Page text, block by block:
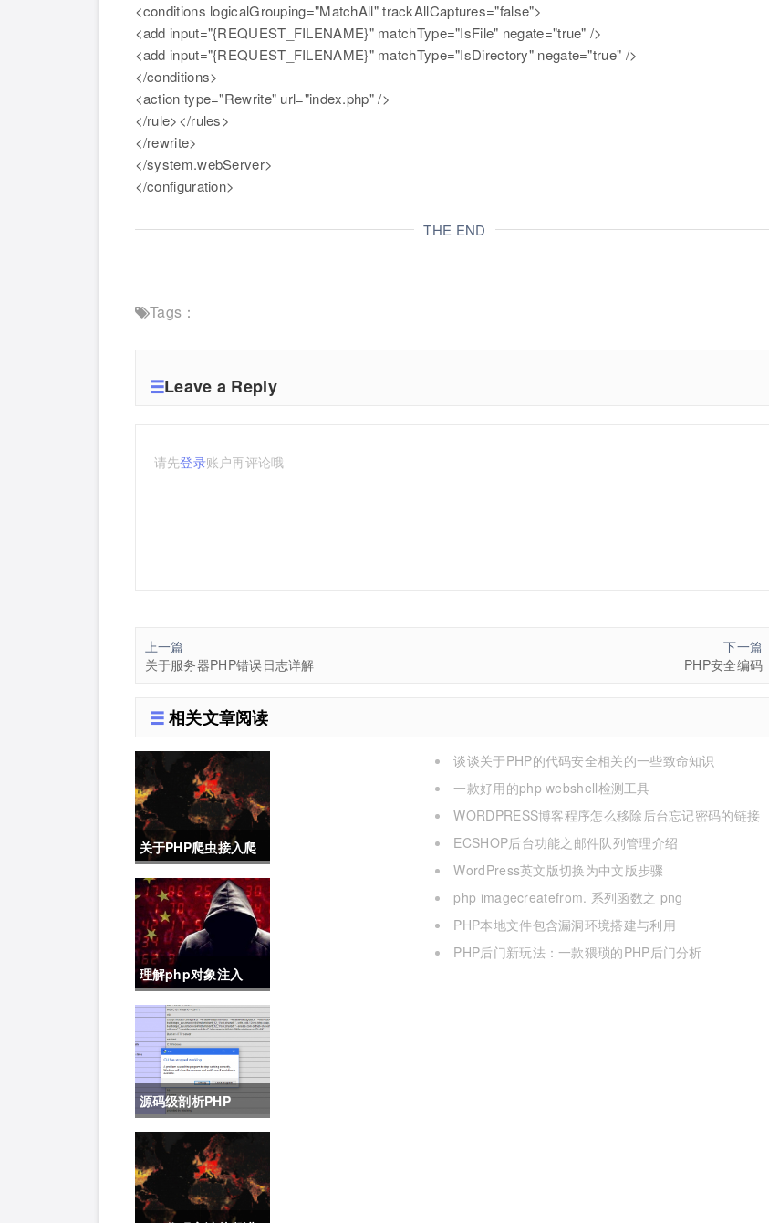
<conditions logicalGrouping="MatchAll" trackAllCaptures="false">
<add input="{REQUEST_FILENAME}" matchType="IsFile" negate="true" />
<add input="{REQUEST_FILENAME}" matchType="IsDirectory" negate="true" />
</conditions>
<action type="Rewrite" url="index.php" />
</rule></rules>
</rewrite>
</system.webServer>
</configuration>
THE END
Tags：
Leave a Reply
请先登录账户再评论哦
上一篇
关于服务器PHP错误日志详解
下一篇
PHP安全编码
相关文章阅读
关于PHP爬虫接入爬
虫代理的代码demo
理解php对象注入
源码级剖析PHP
7.2.x GD拒绝服务漏
洞
谈谈关于PHP的代码安全相关的一些致命知识
一款好用的php webshell检测工具
WORDPRESS博客程序怎么移除后台忘记密码的链接
呢？ECSHOP后台功能之邮件队列管理介绍
WordPress英文版切换为中文版步骤
php imagecreatefrom. 系列函数之 png
PHP本地文件包含漏洞环境搭建与利用
PHP后门新玩法：一款猥琐的PHP后门分析